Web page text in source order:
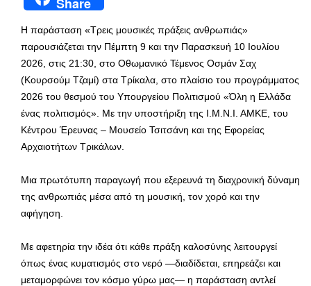
Η παράσταση «Τρεις μουσικές πράξεις ανθρωπιάς»
παρουσιάζεται την Πέμπτη 9 και την Παρασκευή 10 Ιουλίου
2026, στις 21:30, στο Οθωμανικό Τέμενος Οσμάν Σαχ
(Κουρσούμ Τζαμί) στα Τρίκαλα, στο πλαίσιο του προγράμματος
2026 του θεσμού του Υπουργείου Πολιτισμού «Όλη η Ελλάδα
ένας πολιτισμός». Με την υποστήριξη της Ι.Μ.Ν.Ι. ΑΜΚΕ, του
Κέντρου Έρευνας – Μουσείο Τσιτσάνη και της Εφορείας
Αρχαιοτήτων Τρικάλων.
Μια πρωτότυπη παραγωγή που εξερευνά τη διαχρονική δύναμη
της ανθρωπιάς μέσα από τη μουσική, τον χορό και την
αφήγηση.
Με αφετηρία την ιδέα ότι κάθε πράξη καλοσύνης λειτουργεί
όπως ένας κυματισμός στο νερό —διαδίδεται, επηρεάζει και
μεταμορφώνει τον κόσμο γύρω μας— η παράσταση αντλεί